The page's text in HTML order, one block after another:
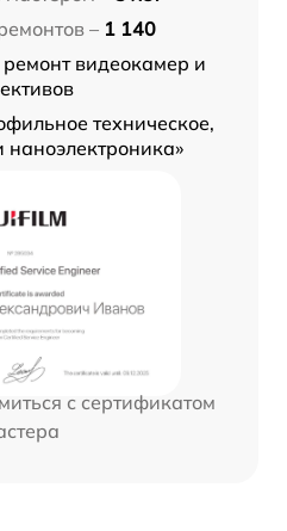
– 1 140
ремонт видеокамер и
техническое,
наноэлектроника»
с сертификатом